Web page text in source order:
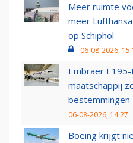
Meer ruimte
meer
op Schiphol
06-08-2026,
Embraer
maatschappij
bestemmingen
06-08-2026, 14:27
Boeing krijgt